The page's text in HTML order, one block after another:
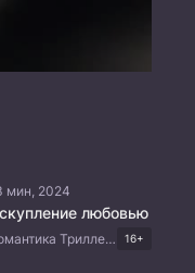
мин, 2024
любовью
Романтика Триллер Китайские дорамы 16+